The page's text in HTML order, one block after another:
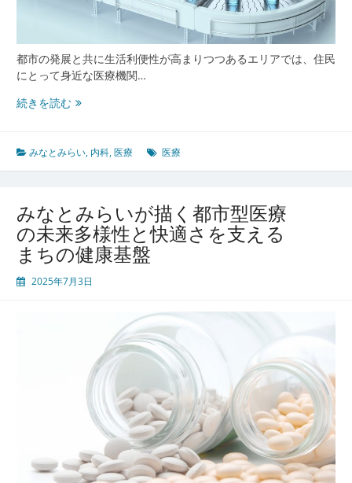
ク
の
今
未
都市の発展と共に生活利便性が高まりつつあるエリアでは、住民
にとって身近な医療機関…
続きを読むみ
み
ら
都
市
発
展
と
院
の
みなとみらい, 内科,医療 医療
みなとみらいが描く都市型医療
の未来多様性と快適さを支える
まちの健康基盤
2025年7月3日